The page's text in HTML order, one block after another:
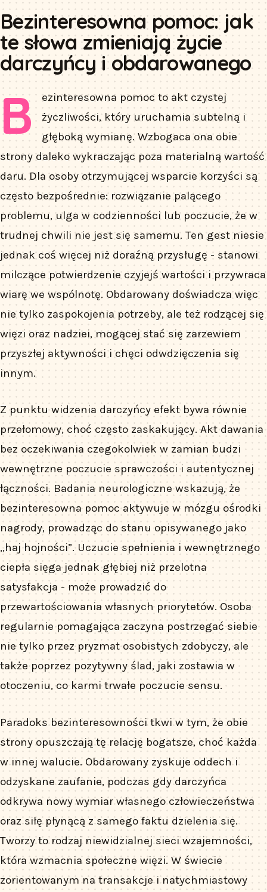
Bezinteresowna pomoc: jak
te słowa zmieniają życie
darczyńcy i obdarowanego
B
ezinteresowna pomoc to akt czystej
życzliwości, który uruchamia subtelną i
głęboką wymianę. Wzbogaca ona obie
strony daleko wykraczając poza materialną wartość
daru. Dla osoby otrzymującej wsparcie korzyści są
często bezpośrednie: rozwiązanie palącego
problemu, ulga w codzienności lub poczucie, że w
trudnej chwili nie jest się samemu. Ten gest niesie
jednak coś więcej niż doraźną przysługę - stanowi
milczące potwierdzenie czyjejś wartości i przywraca
wiarę we wspólnotę. Obdarowany doświadcza więc
nie tylko zaspokojenia potrzeby, ale też rodzącej się
więzi oraz nadziei, mogącej stać się zarzewiem
przyszłej aktywności i chęci odwdzięczenia się
innym.
Z punktu widzenia darczyńcy efekt bywa równie
przełomowy, choć często zaskakujący. Akt dawania
bez oczekiwania czegokolwiek w zamian budzi
wewnętrzne poczucie sprawczości i autentycznej
łączności. Badania neurologiczne wskazują, że
bezinteresowna pomoc aktywuje w mózgu ośrodki
nagrody, prowadząc do stanu opisywanego jako
„haj hojności”. Uczucie spełnienia i wewnętrznego
ciepła sięga jednak głębiej niż przelotna
satysfakcja - może prowadzić do
przewartościowania własnych priorytetów. Osoba
regularnie pomagająca zaczyna postrzegać siebie
nie tylko przez pryzmat osobistych zdobyczy, ale
także poprzez pozytywny ślad, jaki zostawia w
otoczeniu, co karmi trwałe poczucie sensu.
Paradoks bezinteresowności tkwi w tym, że obie
strony opuszczają tę relację bogatsze, choć każda
w innej walucie. Obdarowany zyskuje oddech i
odzyskane zaufanie, podczas gdy darczyńca
odkrywa nowy wymiar własnego człowieczeństwa
oraz siłę płynącą z samego faktu dzielenia się.
Tworzy to rodzaj niewidzialnej sieci wzajemności,
która wzmacnia społeczne więzi. W świecie
zorientowanym na transakcje i natychmiastowy